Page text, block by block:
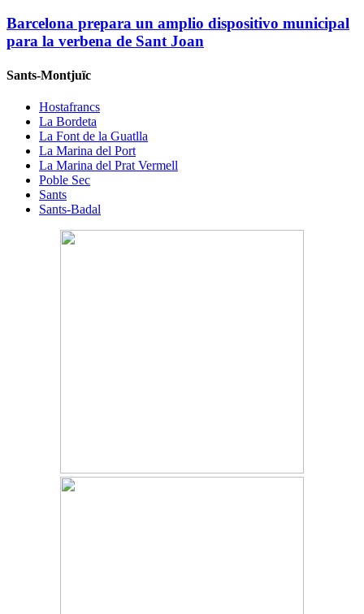
Barcelona prepara un amplio dispositivo municipal
para la verbena de Sant Joan
Sants-Montjuïc
Hostafrancs
La Bordeta
La Font de la Guatlla
La Marina del Port
La Marina del Prat Vermell
Poble Sec
Sants
Sants-Badal